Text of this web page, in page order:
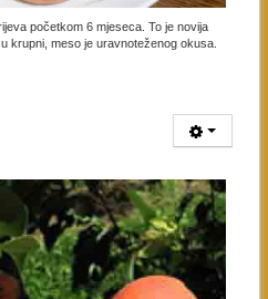
početkom 6 mjeseca. To je novija
krupni, meso je uravnoteženog okusa.